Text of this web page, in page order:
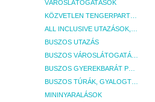
VÁROSLÁTOGATÁSOK
BUSZOS UTAZÁS
MININYARALÁSOK